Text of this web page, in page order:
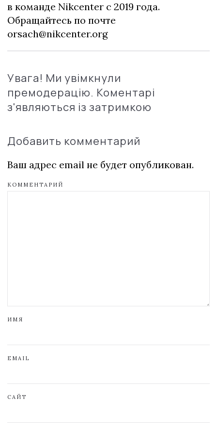
в команде Nikcenter с 2019 года.
Обращайтесь по почте
orsach@nikcenter.org
Увага! Ми увімкнули
премодерацію. Коментарі
з'являються із затримкою
Добавить комментарий
Ваш адрес email не будет опубликован.
КОММЕНТАРИЙ
ИМЯ
EMAIL
САЙТ